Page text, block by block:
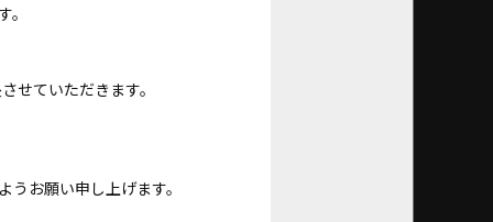
せていただきます。
お願い申し上げます。